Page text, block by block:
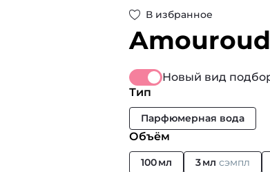
В избранное
Amouroud
Новый вид
Тип
Парфюмерная вода
Объём
100 мл 3 мл сэмпл